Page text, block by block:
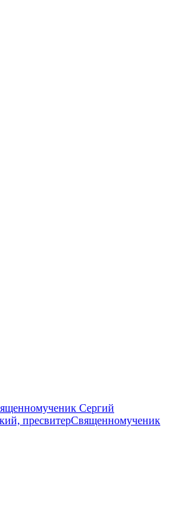
Сергий
пресвитерСвященномученик